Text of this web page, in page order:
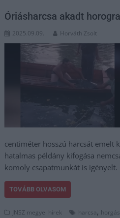
Óriásharcsa akadt
2025.09.09. Horváth Zsolt
centiméter hosszú harcsát emelt
hatalmas példány kifogása
komoly csapatmunkát is igényelt.
TOVÁBB OLVASOM
JNSZ megyei hírek harcsa,